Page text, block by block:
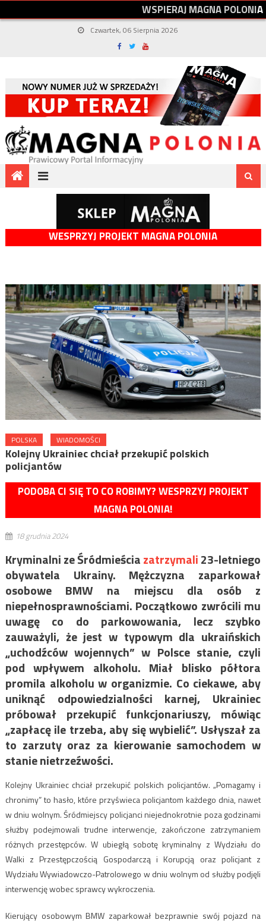
WSPIERAJMAGNAPOLONIA
Czwartek, 06 Sierpnia 2026
WESPRZYJ PROJEKT MAGNA POLONIA
POLSKA WIADOMOŚCI
Kolejny Ukrainiec chciał przekupić polskich
policjantów
PODOBA CI SIĘ TO CO ROBIMY? WESPRZYJ PROJEKT
MAGNA POLONIA!
18 grudnia 2024
Kryminalni ze Śródmieściazatrzymali23-letniego
obywatela Ukrainy. Mężczyzna zaparkował
osobowe BMW na miejscu dla osób z
niepełnosprawnościami. Początkowo zwrócili mu
uwagę co do parkowowania, lecz szybko
zauważyli, że jest w typowym dla ukraińskich
„uchodźców wojennych” w Polsce stanie, czyli
pod wpływem alkoholu. Miał blisko półtora
promila alkoholu w organizmie. Co ciekawe, aby
uniknąć odpowiedzialności karnej, Ukrainiec
próbował przekupić funkcjonariuszy, mówiąc
„zapłacę ile trzeba, aby się wybielić”. Usłyszał za
to zarzuty oraz za kierowanie samochodem w
stanie nietrzeźwości.
Kolejny Ukrainiec chciał przekupić polskich policjantów. „Pomagamy i
chronimy” to hasło, które przyświeca policjantom każdego dnia, nawet
w dniu wolnym. Śródmiejscy policjanci niejednokrotnie poza godzinami
służby podejmowali trudne interwencje, zakończone zatrzymaniem
różnych przestępców. W ubiegłą sobotę kryminalny z Wydziału do
Walki z Przestępczością Gospodarczą i Korupcją oraz policjant z
Wydziału Wywiadowczo-Patrolowego w dniu wolnym od służby podjęli
interwencję wobec sprawcy wykroczenia.
Kierujący osobowym BMW zaparkował bezprawnie swój pojazd na